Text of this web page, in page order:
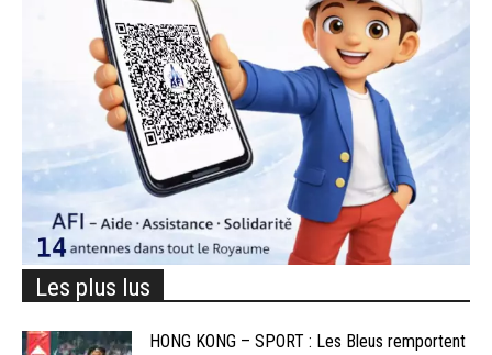
Les plus lus
HONG KONG – SPORT : Les Bleus remportent